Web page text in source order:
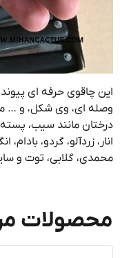
حرفه ای پیوند برای
ای، وی شکل، و … مناسب
مانند سیب، پسته،
زردآلو، گردو، بادام،
گلابی، توت و سایر